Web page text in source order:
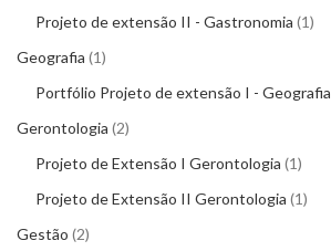
Projeto de extensão II - Gastronomia 1
Geografia 1
Portfólio Projeto de extensão I - Geografia
Gerontologia 2
Projeto de Extensão I Gerontologia 1
Projeto de Extensão II Gerontologia 1
Gestão 2